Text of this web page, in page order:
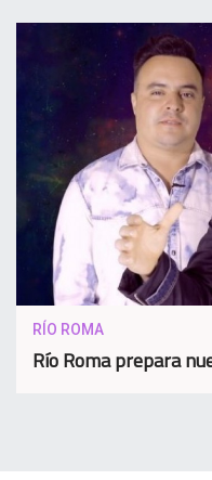
RÍO ROMA
Río Roma prepara